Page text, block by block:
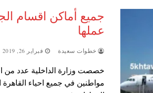
جميع أماكن اقسام
عملها
خطوات سعيدة فبراير 26, 2019
خصصت وزارة الداخلية عدد من
مواطنين في جميع احياء